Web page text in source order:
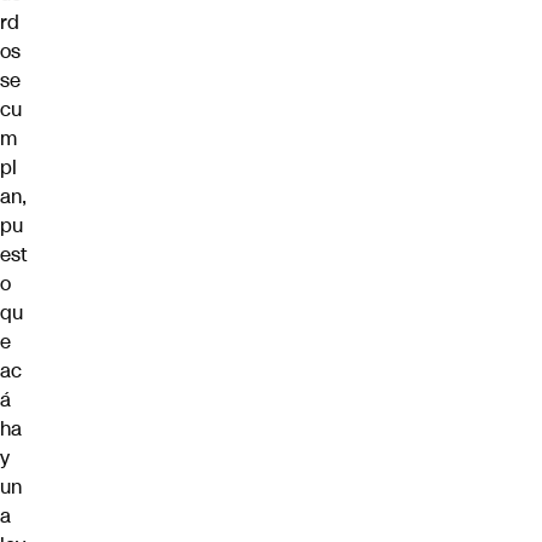
rd
os
se
cu
m
pl
an,
pu
est
o
qu
e
ac
á
ha
y
un
a